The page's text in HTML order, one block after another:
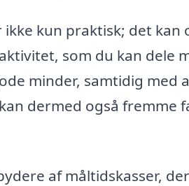
kun praktisk; det kan
som du kan dele
minder, samtidig
dermed også fremme
af måltidskasser,